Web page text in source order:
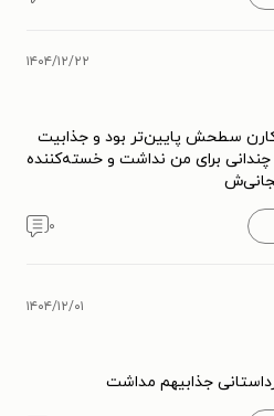
۱۴۰۴/۱۲/۲۲
سطحش پایین‌تر بود و جذابیت
برای من نداشت و خسته‌کننده
۰
۱۴۰۴/۱۲/۰۱
جذابیهم مداشت